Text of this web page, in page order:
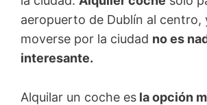
aeropuerto de Dublín al centro,
moverse por la ciudad no es
interesante.
Alquilar un coche es la opción